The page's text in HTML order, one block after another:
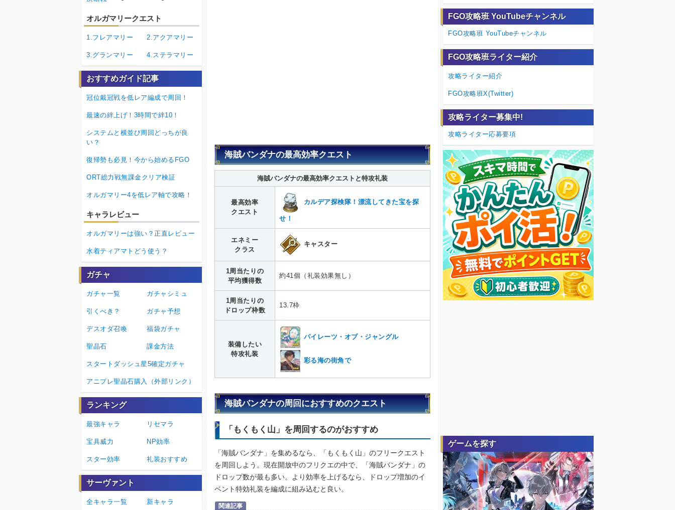
海賊バンダナの最高効率クエスト
海賊バンダナの最高効率クエストと特攻礼装
最高効率
クエスト
カルデア探検隊！漂流してきた宝を探
せ！
エネミー
クラス
キャスター
1周当たりの
平均獲得数
約41個（礼装効果無し）
1周当たりの
ドロップ枠数
13.7枠
装備したい
特攻礼装
パイレーツ・オブ・ジャングル
彩る海の街角で
海賊バンダナの周回におすすめのクエスト
「もくもく山」を周回するのがおすすめ
「海賊バンダナ」を集めるなら、「もくもく山」のフリークエスト
を周回しよう。現在開放中のフリクエの中で、「海賊バンダナ」の
ドロップ数が最も多い。より効率を上げるなら、ドロップ増加のイ
ベント特効礼装を編成に組み込むと良い。
FGO攻略班 YouTubeチャンネル
FGO攻略班 YouTubeチャンネル
FGO攻略班ライター紹介
攻略ライター紹介
FGO攻略班X(Twitter)
攻略ライター募集中!
攻略ライター応募要項
ゲームを探す
オルガマリークエスト
1.フレアマリー 2.アクアマリー
3.グランマリー 4.ステラマリー
おすすめガイド記事
冠位戴冠戦を低レア編成で周回！
最速の絆上げ！3時間で絆10！
システムと横並び周回どっちが良
い？
復帰勢も必見！今から始めるFGO
ORT総力戦無課金クリア検証
オルガマリー4を低レア軸で攻略！
キャラレビュー
オルガマリーは強い？正直レビュー
水着ティアマトどう使う？
ガチャ
ガチャ一覧 ガチャシミュ
引くべき？ ガチャ予想
デスオダ召喚 福袋ガチャ
聖晶石 課金方法
スタートダッシュ星5確定ガチャ
アニプレ聖晶石購入（外部リンク）
ランキング
最強キャラ リセマラ
宝具威力 NP効率
スター効率 礼装おすすめ
サーヴァント
全キャラ一覧 新キャラ